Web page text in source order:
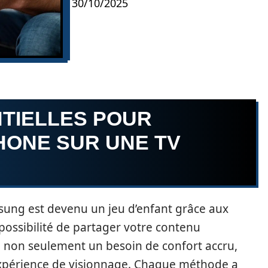
30/10/2025
POUR
SUR UNE TV
est devenu un jeu d’enfant grâce aux
de partager votre contenu
seulement un besoin de confort accru,
de visionnage. Chaque méthode a